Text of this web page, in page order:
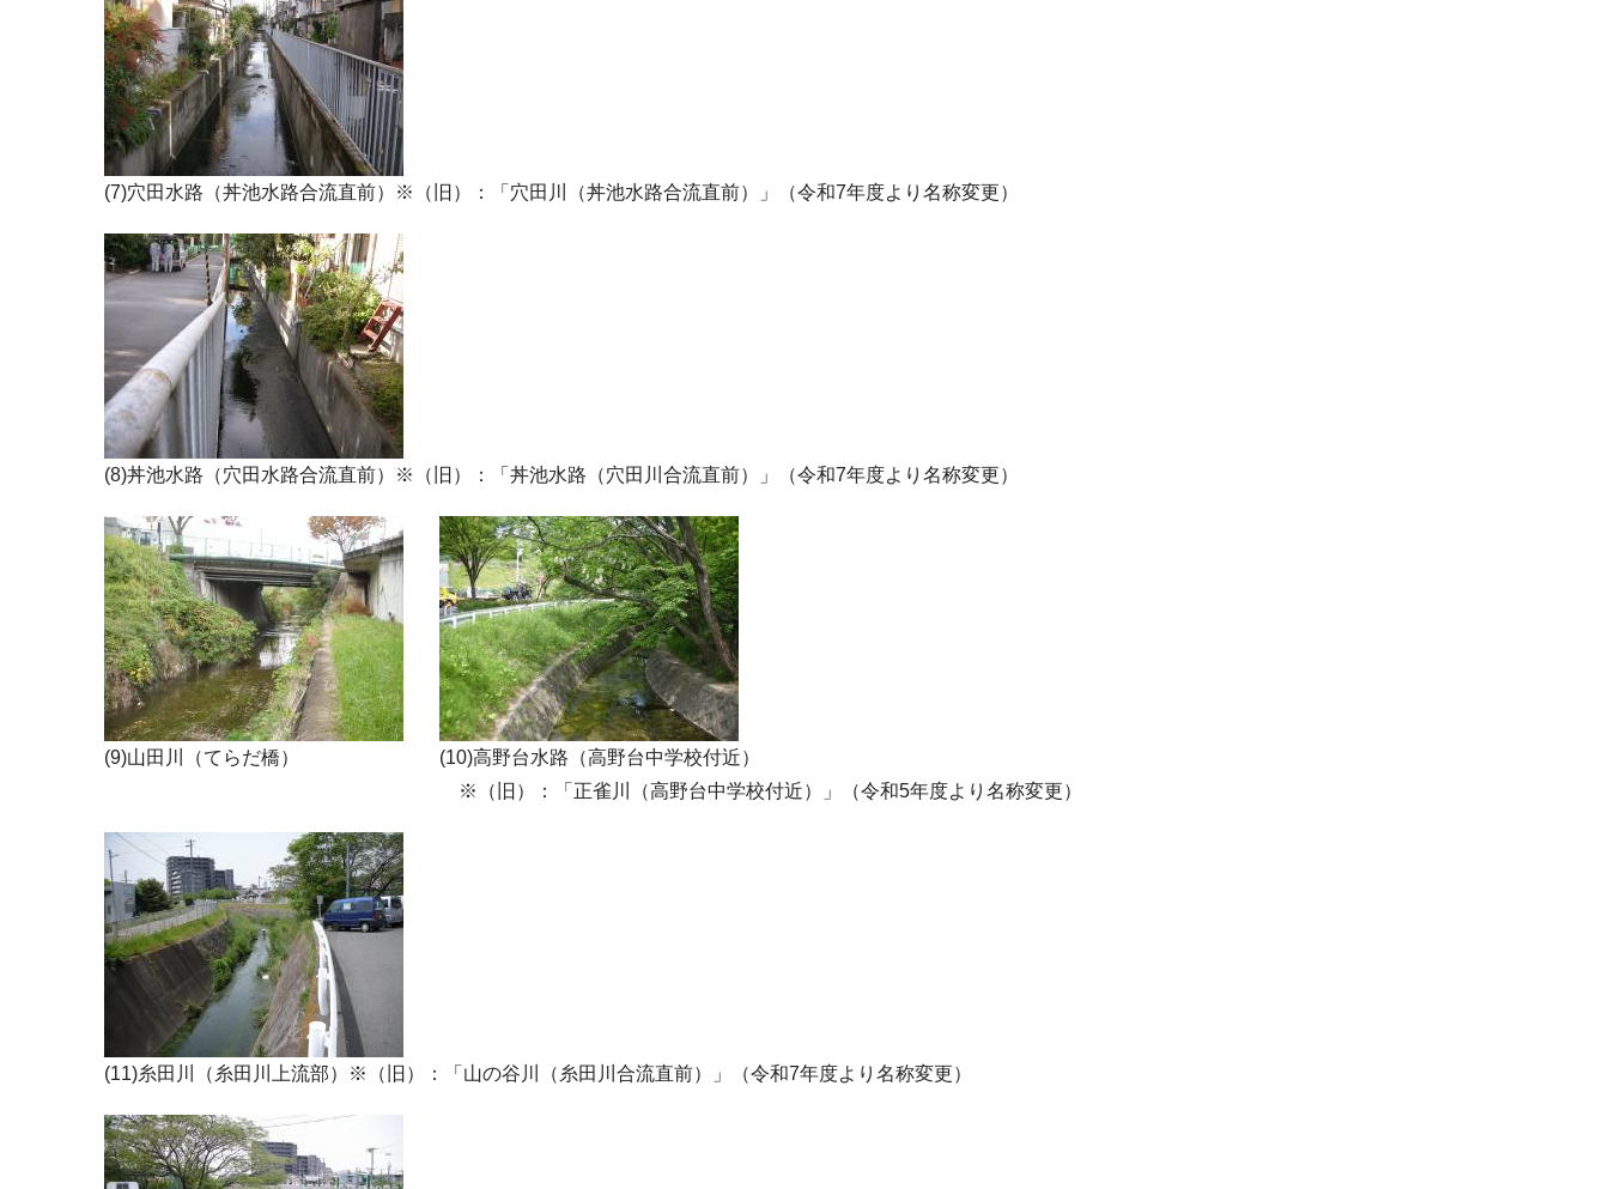
(7)穴田水路（丼池水路合流直前）※（旧）：「穴田川（丼池水路合流直前）」（令和7年度より名称変更）
(8)丼池水路（穴田水路合流直前）※（旧）：「丼池水路（穴田川合流直前）」（令和7年度より名称変更）
(9)山田川（てらだ橋）
(10)高野台水路（高野台中学校付近）
※（旧）：「正雀川（高野台中学校付近）」（令和5年度より名称変更）
(11)糸田川（糸田川上流部）※（旧）：「山の谷川（糸田川合流直前）」（令和7年度より名称変更）